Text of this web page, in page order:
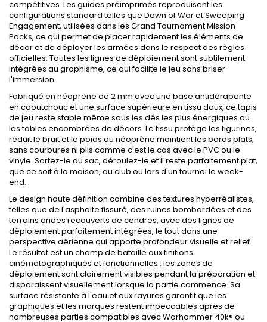
compétitives. Les guides préimprimés reproduisent les
configurations standard telles que Dawn of War et Sweeping
Engagement, utilisées dans les Grand Tournament Mission
Packs, ce qui permet de placer rapidement les éléments de
décor et de déployer les armées dans le respect des règles
officielles. Toutes les lignes de déploiement sont subtilement
intégrées au graphisme, ce qui facilite le jeu sans briser
l'immersion.
Fabriqué en néoprène de 2 mm avec une base antidérapante
en caoutchouc et une surface supérieure en tissu doux, ce tapis
de jeu reste stable même sous les dés les plus énergiques ou
les tables encombrées de décors. Le tissu protège les figurines,
réduit le bruit et le poids du néoprène maintient les bords plats,
sans courbures ni plis comme c'est le cas avec le PVC ou le
vinyle. Sortez-le du sac, déroulez-le et il reste parfaitement plat,
que ce soit à la maison, au club ou lors d'un tournoi le week-
end.
Le design haute définition combine des textures hyperréalistes,
telles que de l'asphalte fissuré, des ruines bombardées et des
terrains arides recouverts de cendres, avec des lignes de
déploiement parfaitement intégrées, le tout dans une
perspective aérienne qui apporte profondeur visuelle et relief.
Le résultat est un champ de bataille aux finitions
cinématographiques et fonctionnelles : les zones de
déploiement sont clairement visibles pendant la préparation et
disparaissent visuellement lorsque la partie commence. Sa
surface résistante à l'eau et aux rayures garantit que les
graphiques et les marques restent impeccables après de
nombreuses parties compatibles avec Warhammer 40k® ou